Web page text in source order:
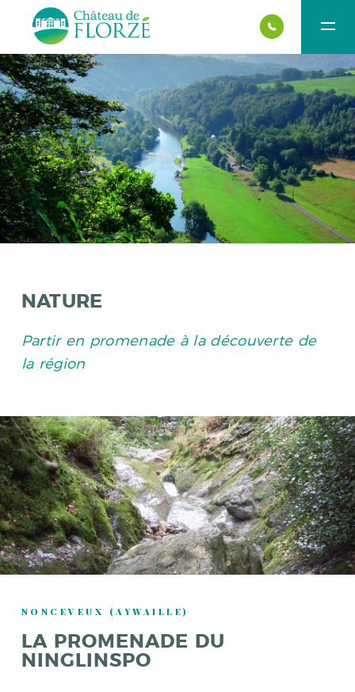
NATURE
Partir en promenade à la découverte de
la région
NONCEVEUX (AYWAILLE)
LA PROMENADE DU
NINGLINSPO